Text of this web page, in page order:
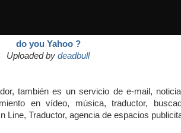
do you Yahoo ?
Uploaded by deadbull
también es un servicio de e-mail,
en vídeo, música, traductor,
Line, Traductor, agencia de espacios